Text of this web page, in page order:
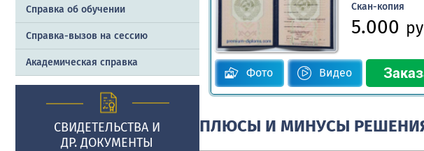
Справка об обучении
Справка-вызов на сессию
Академическая справка
СВИДЕТЕЛЬСТВА И
ДР. ДОКУМЕНТЫ
Скан-копия
5.000
Фото Видео
ПЛЮСЫ И МИНУСЫ